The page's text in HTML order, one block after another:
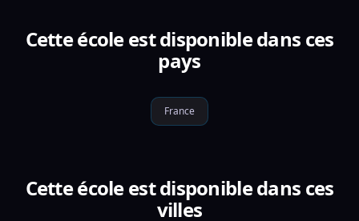
Cette école est disponible dans ces
pays
France
Cette école est disponible dans ces
villes